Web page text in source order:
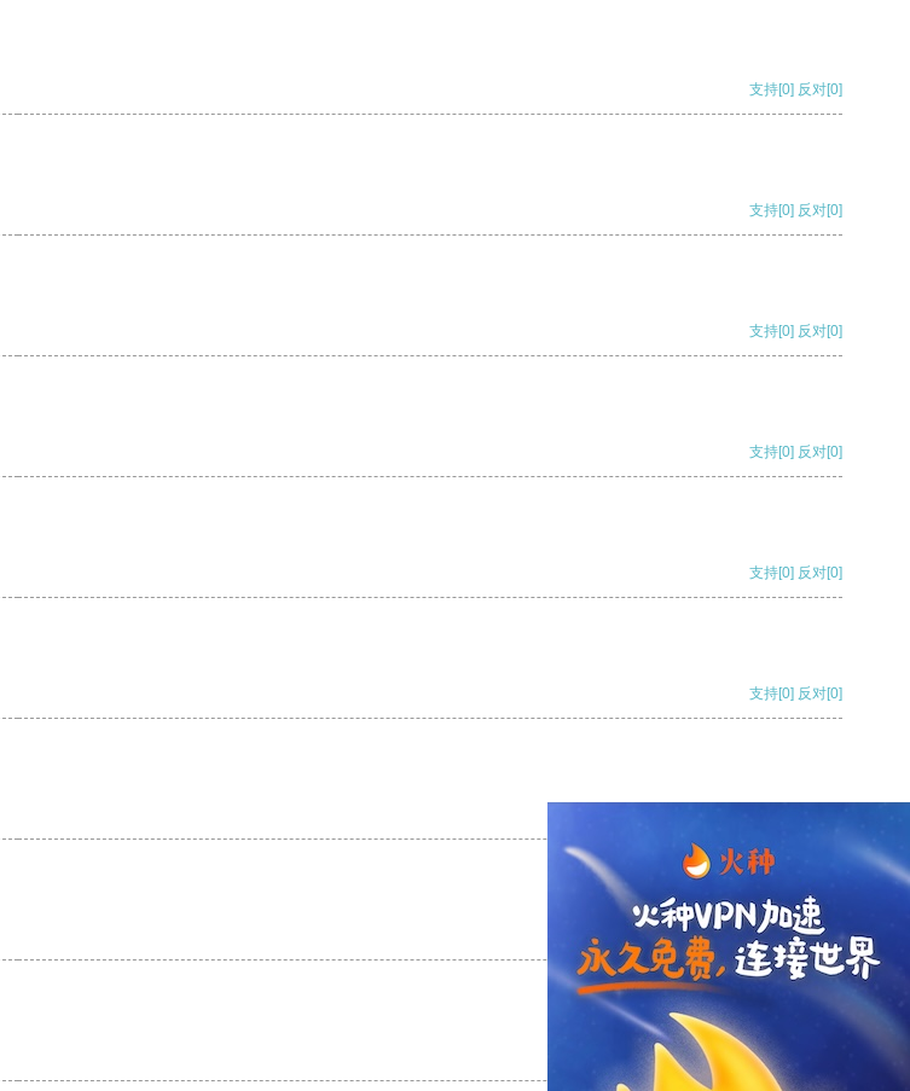
支持[0] 反对[0]
支持[0] 反对[0]
支持[0] 反对[0]
支持[0] 反对[0]
支持[0] 反对[0]
支持[0] 反对[0]
支持 [0] 反对 [0]
支持